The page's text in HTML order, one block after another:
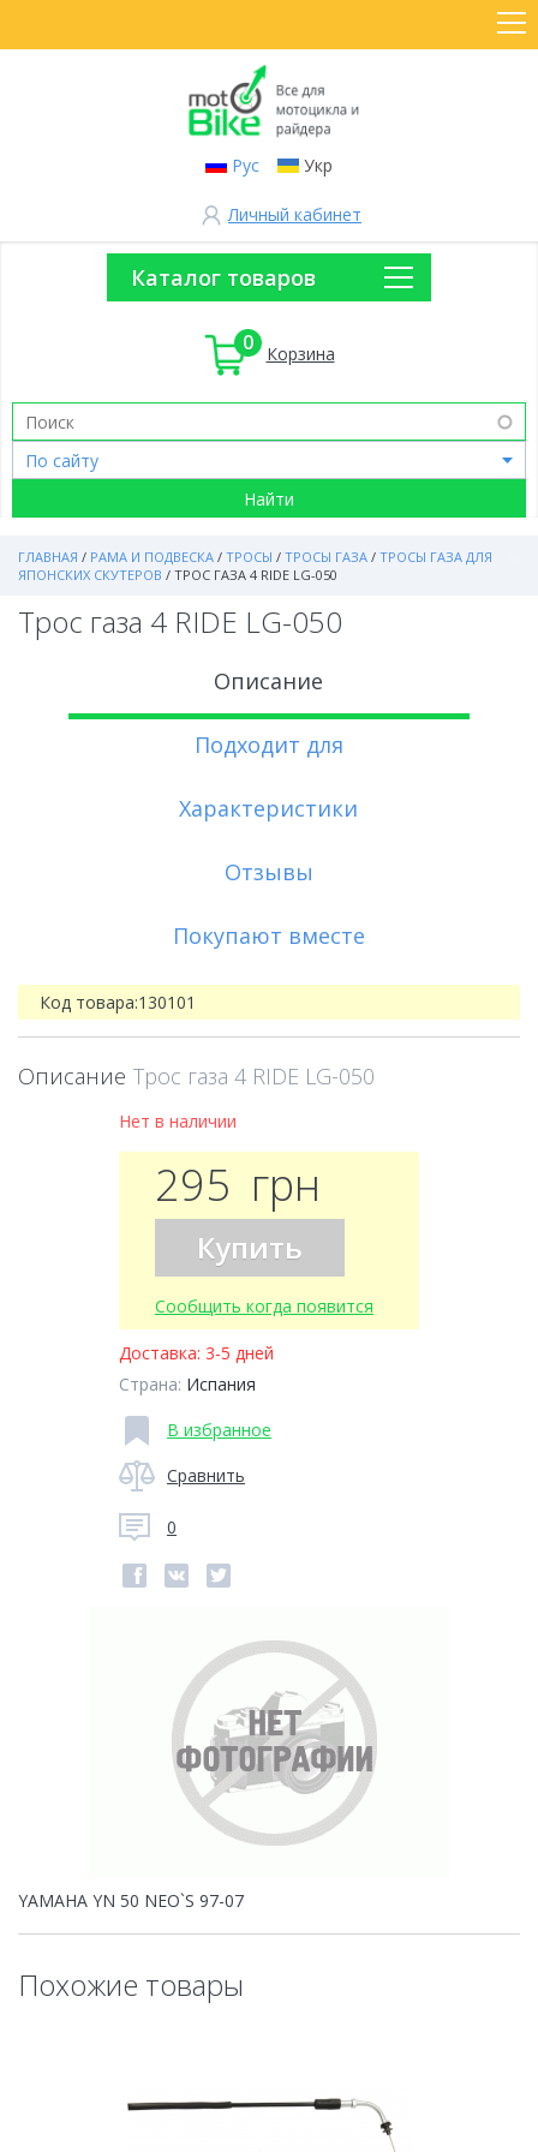
Рус Укр
Личный кабинет
Каталог товаров
0 Корзина
ГЛАВНАЯ / РАМА И ПОДВЕСКА / ТРОСЫ / ТРОСЫ ГАЗА / ТРОСЫ ГАЗА ДЛЯ
ЯПОНСКИХ СКУТЕРОВ / ТРОС ГАЗА 4 RIDE LG-050
Трос газа 4 RIDE LG-050
Описание
Подходит для
Характеристики
Отзывы
Покупают вместе
Код товара:130101
Описание Трос газа 4 RIDE LG-050
Нет в наличии
295 грн
Купить
Сообщить когда появится
Доставка: 3-5 дней
Страна: Испания
В избранное
Сравнить
0
YAMAHA YN 50 NEO`S 97-07
Похожие товары